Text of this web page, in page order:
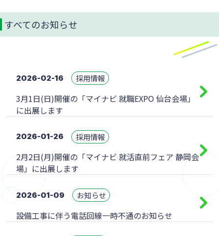
すべてのお知らせ
2026-02-16 採用情報
3月1日(日)開催の「マイナビ 就職EXPO 仙台会場」
に出展します
2026-01-26 採用情報
2月2日(月)開催の「マイナビ 就活直前フェア 静岡会
場」に出展します
2026-01-09 お知らせ
設備工事に伴う電話回線一時不通のお知らせ